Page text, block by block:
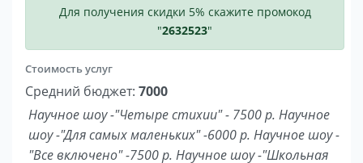
Для получения скидки 5% скажите промокод
"2632523"
Стоимость услуг
Средний бюджет: 7000
Научное шоу -"Четыре стихии" - 7500 р. Научное
шоу -"Для самых маленьких" -6000 р. Научное шоу -
"Все включено" -7500 р. Научное шоу -"Школьная